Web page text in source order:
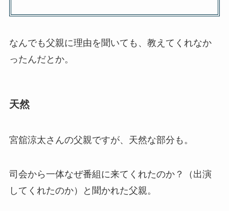
なんでも父親に理由を聞いても、教えてくれなか
ったんだとか。
天然
宮舘涼太さんの父親ですが、天然な部分も。
司会から一体なぜ番組に来てくれたのか？（出演
してくれたのか）と聞かれた父親。